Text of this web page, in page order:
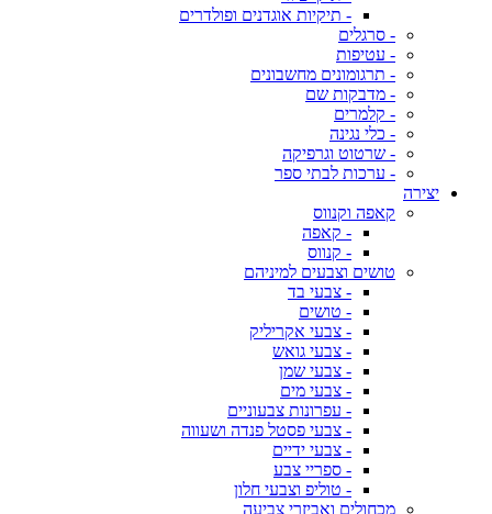
- תיקיות אוגדנים ופולדרים
- סרגלים
- עטיפות
- תרגומונים מחשבונים
- מדבקות שם
- קלמרים
- כלי נגינה
- שרטוט וגרפיקה
- ערכות לבתי ספר
יצירה
קאפה וקנווס
- קאפה
- קנווס
טושים וצבעים למיניהם
- צבעי בד
- טושים
- צבעי אקריליק
- צבעי גואש
- צבעי שמן
- צבעי מים
- עפרונות צבעוניים
- צבעי פסטל פנדה ושעווה
- צבעי ידיים
- ספריי צבע
- טוליפ וצבעי חלון
מכחולים ואביזרי צביעה